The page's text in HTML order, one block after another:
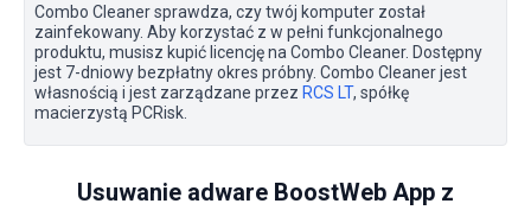
Combo Cleaner sprawdza, czy twój komputer został
zainfekowany. Aby korzystać z w pełni funkcjonalnego
produktu, musisz kupić licencję na Combo Cleaner. Dostępny
jest 7-dniowy bezpłatny okres próbny. Combo Cleaner jest
własnością i jest zarządzane przez RCS LT, spółkę
macierzystą PCRisk.
Usuwanie adware BoostWeb App z